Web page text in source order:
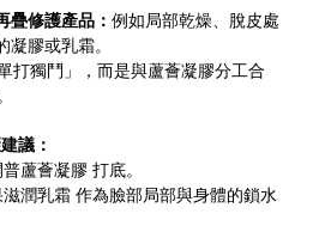
疊修護產品： 例如局部乾燥、脫皮處
膠或乳霜。
打獨鬥」，而是與蘆薈凝膠分工合
議：
蘆薈凝膠 打底。
潤乳霜 作為臉部局部與身體的鎖水